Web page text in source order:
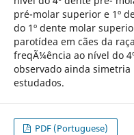
pré-molar superior e 1º
do 1º dente molar
parotídea em cães da
freqÃ¼ência ao nível do
observado ainda
estudados.
PDF (Portuguese)